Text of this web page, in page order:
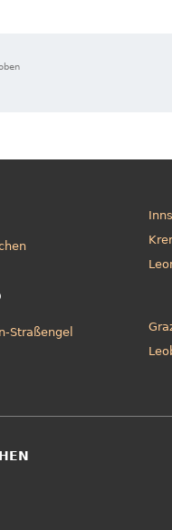
Straßengel